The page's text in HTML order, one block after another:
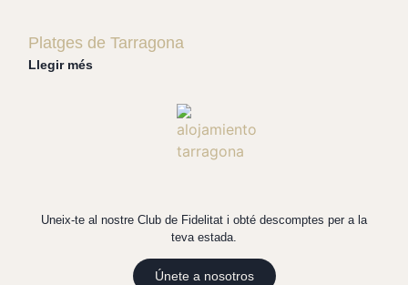
Platges de Tarragona
Llegir més
Uneix-te al nostre Club de Fidelitat i obté descomptes per a la
teva estada.
Únete a nosotros